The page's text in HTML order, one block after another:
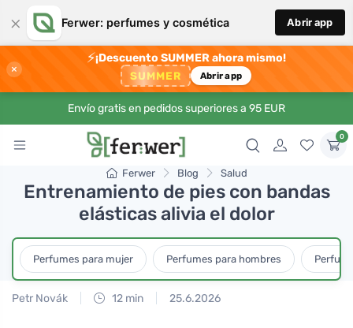
× Ferwer: perfumes y cosmética Abrir app
×
⚡¡Descuento SUMMER ahora mismo!
SUMMER Abrir app
Envío gratis en pedidos superiores a 95 EUR
0
Ferwer Blog Salud
Entrenamiento de pies con bandas
elásticas alivia el dolor
Perfumes para mujer Perfumes para hombres
Petr Novák 12 min 25.6.2026